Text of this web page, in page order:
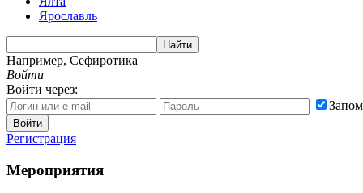
Ярославль
Найти
Например, Сефиротика
Войти
Войти через:
Войти
Регистрация
Мероприятия